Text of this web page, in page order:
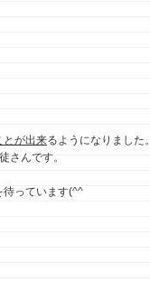
とが出来るようになりました。
さんです。
っています(^^ゞ